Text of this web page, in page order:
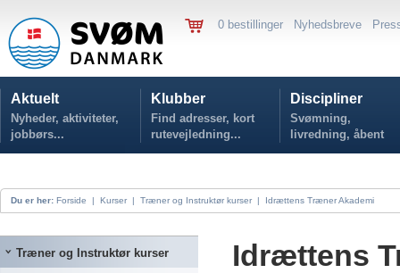
0 bestillinger Nyhedsbreve
Aktuelt
Nyheder, aktiviteter,
jobbørs...
Klubber
Find adresser, kort
rutevejledning...
Discipliner
Svømning,
livredning, åbent
vand...
Du er her: Forside | Kurser | Træner og Instruktør kurser | Idrættens Træner Akademi
Træner og Instruktør kurser Idrættens